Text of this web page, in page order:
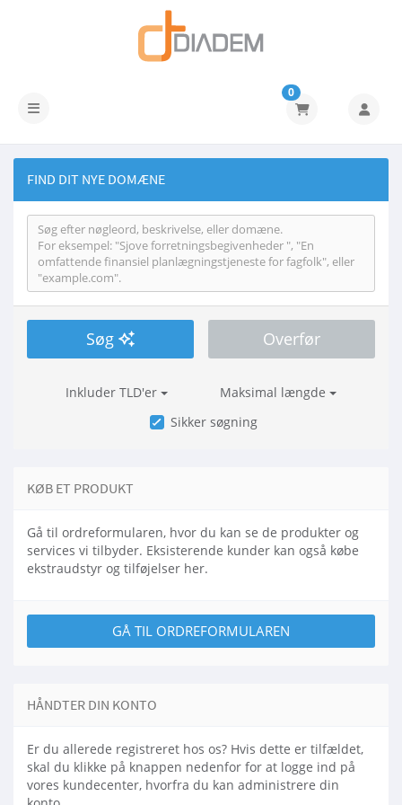
Skift navigation
0
FIND DIT NYE DOMÆNE
Søg Overfør
Inkluder TLD'er
Maksimal længde
Sikker søgning
KØB ET PRODUKT
Gå til ordreformularen, hvor du kan se de produkter og
services vi tilbyder. Eksisterende kunder kan også købe
ekstraudstyr og tilføjelser her.
GÅ TIL ORDREFORMULAREN
HÅNDTER DIN KONTO
Er du allerede registreret hos os? Hvis dette er tilfældet,
skal du klikke på knappen nedenfor for at logge ind på
vores kundecenter, hvorfra du kan administrere din